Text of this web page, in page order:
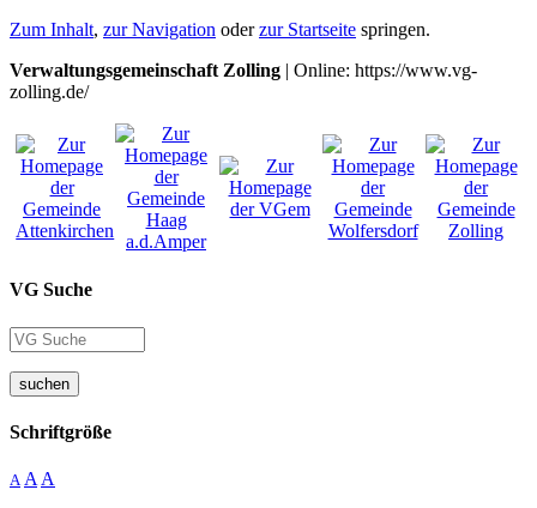
Zum Inhalt, zur Navigation oderzur Startseite springen.
Verwaltungsgemeinschaft Zolling | Online: https://www.vg-
zolling.de/
VG Suche
suchen
Schriftgröße
A A A